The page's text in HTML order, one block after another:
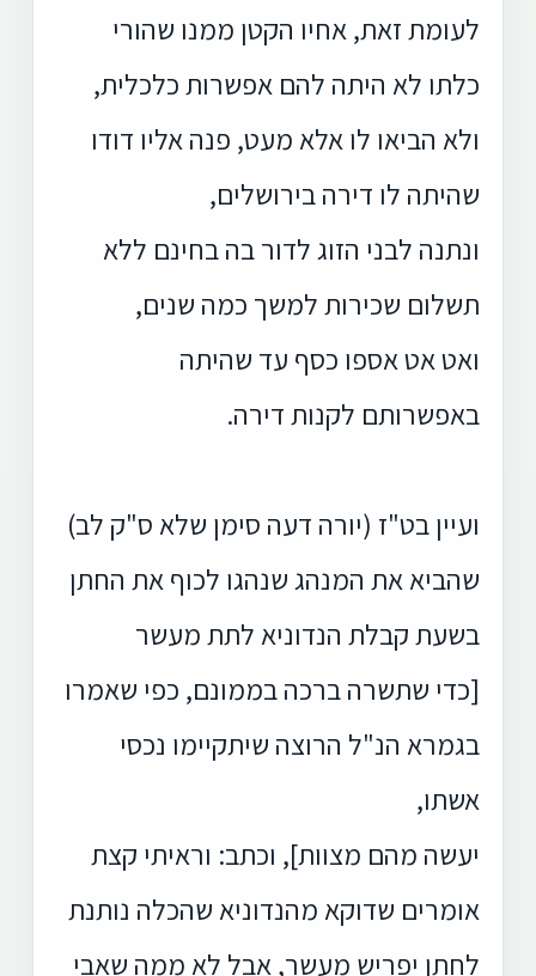
לעומת זאת, אחיו הקטן ממנו שהורי
כלתו לא היתה להם אפשרות כלכלית,
ולא הביאו לו אלא מעט, פנה אליו דודו
שהיתה לו דירה בירושלים,
ונתנה לבני הזוג לדור בה בחינם ללא
תשלום שכירות למשך כמה שנים,
ואט אט אספו כסף עד שהיתה
באפשרותם לקנות דירה.
ועיין בט"ז (יורה דעה סימן שלא ס"ק לב)
שהביא את המנהג שנהגו לכוף את החתן
בשעת קבלת הנדוניא לתת מעשר
[כדי שתשרה ברכה בממונם, כפי שאמרו
בגמרא הנ"ל הרוצה שיתקיימו נכסי
אשתו,
יעשה מהם מצוות], וכתב: וראיתי קצת
אומרים שדוקא מהנדוניא שהכלה נותנת
לחתן יפריש מעשר, אבל לא ממה שאבי